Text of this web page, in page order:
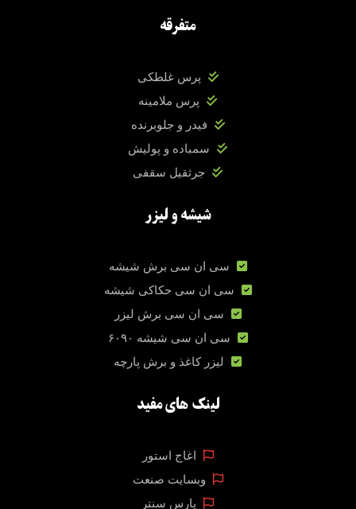
متفرقه
پرس غلطکی
پرس ملامینه
فیدر و جلوبرنده
سمباده و پولیش
جرثقیل سقفی
شیشه و لیزر
سی ان سی برش شیشه
سی ان سی حکاکی شیشه
سی ان سی برش لیزر
سی ان سی شیشه ۶۰۹۰
لیزر کاغذ و برش پارچه
لینک های مفید
اغاج استور
وبسایت صنعت
پارس سنتر